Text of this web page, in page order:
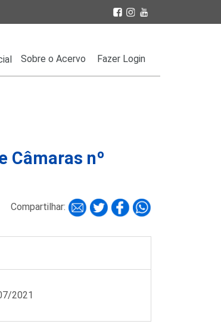
Sobre o Acervo Fazer Login
Câmaras nº
Compartilhar:
2021